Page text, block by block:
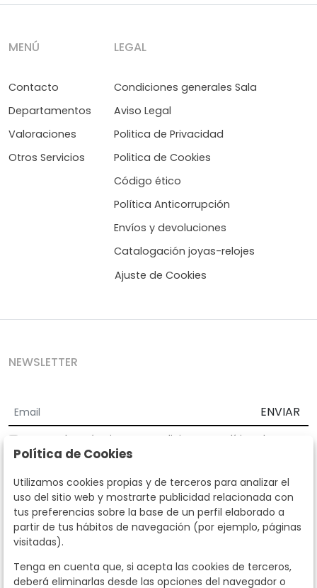
MENÚ
Contacto
Departamentos
Valoraciones
Otros Servicios
LEGAL
Condiciones generales Sala
Aviso Legal
Politica de Privacidad
Politica de Cookies
Código ético
Política Anticorrupción
Envíos y devoluciones
Catalogación joyas-relojes
Ajuste de Cookies
NEWSLETTER
ENVIAR
Acepto los Términos y Condiciones
Política de
privacidad
Según la LOPD y disposiciones de desarrollo, informamos que sus
datos personales serán tratados por parte de Subastas Segre con la
finalidad de gestionar la relación comercial. Puede ejercitar los
derechos de acceso, rectificación, cancelación, oposición y demás
derechos en los términos establecidos en la normativa vigente
dirigiéndote a nosotros. Asimismo, nos puede solicitar el envío de
llamando al teléfono 915159584 o enviando un e-mail a
info@subastassegre.es
Política de Cookies
Utilizamos cookies propias y de terceros para analizar el
uso del sitio web y mostrarte publicidad relacionada con
tus preferencias sobre la base de un perfil elaborado a
partir de tus hábitos de navegación (por ejemplo, páginas
visitadas).
Tenga en cuenta que, si acepta las cookies de terceros,
deberá eliminarlas desde las opciones del navegador o